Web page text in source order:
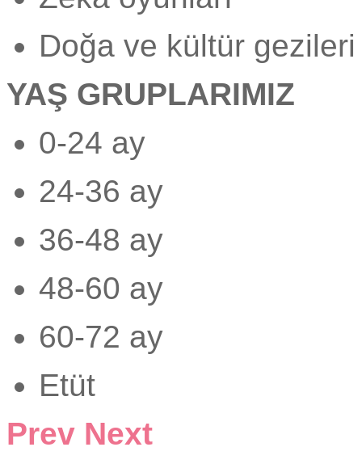
Doğa ve kültür
YAŞ GRUPLARIMIZ
0-24 ay
24-36 ay
36-48 ay
48-60 ay
60-72 ay
Etüt
Prev Next